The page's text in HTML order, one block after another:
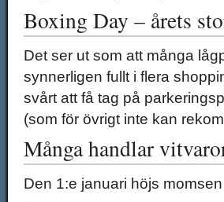
Boxing Day – årets
Det ser ut som att många
synnerligen fullt i flera
svårt att få tag på
(som för övrigt inte kan
Många handlar
Den 1:e januari höjs